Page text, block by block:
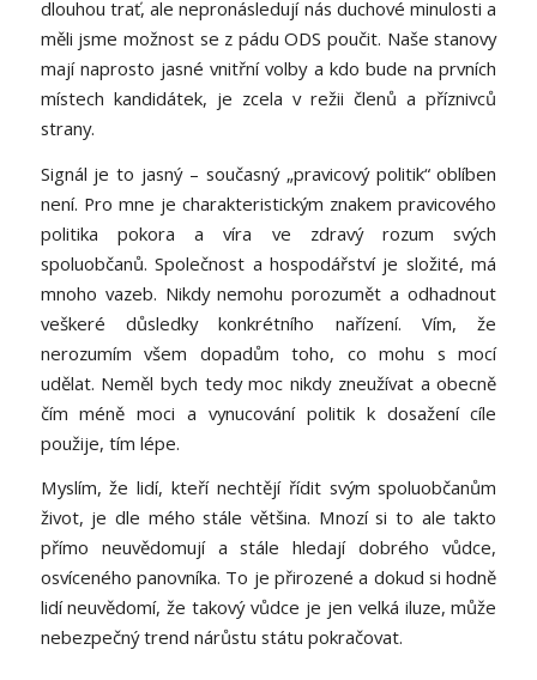
dlouhou trať, ale nepronásledují nás duchové minulosti a
měli jsme možnost se z pádu ODS poučit. Naše stanovy
mají naprosto jasné vnitřní volby a kdo bude na prvních
místech kandidátek, je zcela v režii členů a příznivců
strany.
Signál je to jasný – současný „pravicový politik“ oblíben
není. Pro mne je charakteristickým znakem pravicového
politika pokora a víra ve zdravý rozum svých
spoluobčanů. Společnost a hospodářství je složité, má
mnoho vazeb. Nikdy nemohu porozumět a odhadnout
veškeré důsledky konkrétního nařízení. Vím, že
nerozumím všem dopadům toho, co mohu s mocí
udělat. Neměl bych tedy moc nikdy zneužívat a obecně
čím méně moci a vynucování politik k dosažení cíle
použije, tím lépe.
Myslím, že lidí, kteří nechtějí řídit svým spoluobčanům
život, je dle mého stále většina. Mnozí si to ale takto
přímo neuvědomují a stále hledají dobrého vůdce,
osvíceného panovníka. To je přirozené a dokud si hodně
lidí neuvědomí, že takový vůdce je jen velká iluze, může
nebezpečný trend nárůstu státu pokračovat.